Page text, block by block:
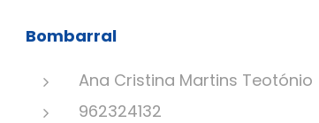
Bombarral
Ana Cristina Martins Teotónio
962324132